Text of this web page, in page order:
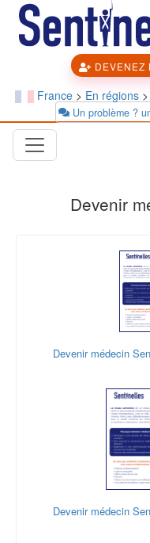
DEVENEZ
France > En régions >
Un problème ?
Devenir
Devenir médecin
Devenir médecin